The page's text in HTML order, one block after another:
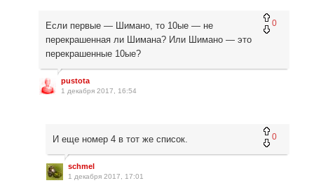
0
Если первые — Шимано, то 10ые — не
перекрашенная ли Шимана? Или Шимано — это
перекрашенные 10ые?
pustota
1 декабря 2017, 16:54
0
И еще номер 4 в тот же список.
schmel
1 декабря 2017, 17:01